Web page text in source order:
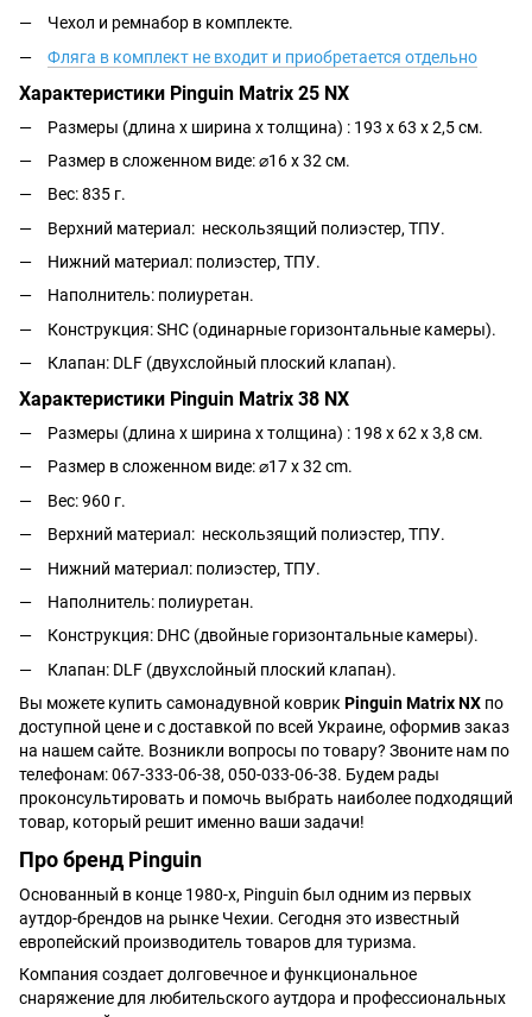
Чехол и ремнабор в комплекте.
Фляга в комплект не входит и приобретается отдельно
Характеристики Pinguin Matrix 25 NX
Размеры (длина х ширина х толщина) : 193 x 63 x 2,5 см.
Размер в сложенном виде: ⌀16 x 32 см.
Вес: 835 г.
Верхний материал: нескользящий полиэстер, ТПУ.
Нижний материал: полиэстер, ТПУ.
Наполнитель: полиуретан.
Конструкция: SHC (одинарные горизонтальные камеры).
Клапан: DLF (двухслойный плоский клапан).
Характеристики Pinguin Matrix 38 NX
Размеры (длина х ширина х толщина) : 198 x 62 x 3,8 см.
Размер в сложенном виде: ⌀17 x 32 cm.
Вес:960 г.
Верхний материал: нескользящий полиэстер, ТПУ.
Нижний материал: полиэстер, ТПУ.
Наполнитель: полиуретан.
Конструкция: DHC (двойные горизонтальные камеры).
Клапан: DLF (двухслойный плоский клапан).
Вы можете купить самонадувной коврик Pinguin Matrix NX по
доступной цене и с доставкой по всей Украине, оформив заказ
на нашем сайте. Возникли вопросы по товару? Звоните нам по
телефонам: 067-333-06-38, 050-033-06-38. Будем рады
проконсультировать и помочь выбрать наиболее подходящий
товар, который решит именно ваши задачи!
Про бренд Pinguin
Основанный в конце 1980-х, Pinguin был одним из первых
аутдор-брендов на рынке Чехии. Сегодня это известный
европейский производитель товаров для туризма.
Компания создает долговечное и функциональное
снаряжение для любительского аутдора и профессиональных